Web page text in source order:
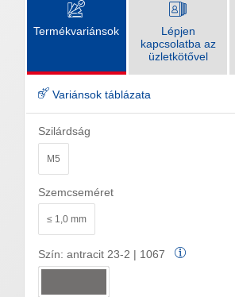
Termékvariánsok
Lépjen
kapcsolatba az
üzletkötővel
Variánsok táblázata
Szilárdság
M5
Szemcseméret
≤ 1,0 mm
Szín: antracit 23-2 | 1067